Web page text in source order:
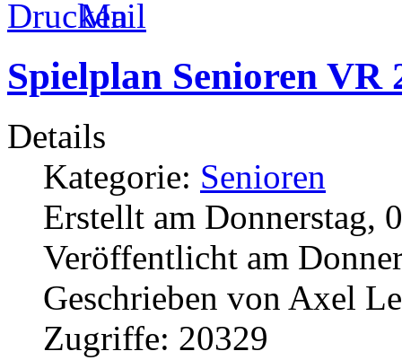
Spielplan Senioren VR
Details
Kategorie: Senioren
Erstellt am Donnerstag,
Veröffentlicht am
Geschrieben von Axel
Zugriffe: 20329